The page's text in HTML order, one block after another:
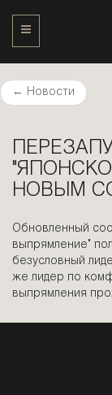
Toggle Navigation
← Новости
НОВЫМ
Обновленный
выпрямление"
безусловный
же лидер по
выпрямления